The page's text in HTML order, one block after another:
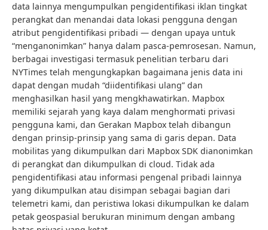
data lainnya mengumpulkan pengidentifikasi iklan tingkat
perangkat dan menandai data lokasi pengguna dengan
atribut pengidentifikasi pribadi — dengan upaya untuk
“menganonimkan” hanya dalam pasca-pemrosesan. Namun,
berbagai investigasi termasuk penelitian terbaru dari
NYTimes telah mengungkapkan bagaimana jenis data ini
dapat dengan mudah “diidentifikasi ulang” dan
menghasilkan hasil yang mengkhawatirkan. Mapbox
memiliki sejarah yang kaya dalam menghormati privasi
pengguna kami, dan Gerakan Mapbox telah dibangun
dengan prinsip-prinsip yang sama di garis depan. Data
mobilitas yang dikumpulkan dari Mapbox SDK dianonimkan
di perangkat dan dikumpulkan di cloud. Tidak ada
pengidentifikasi atau informasi pengenal pribadi lainnya
yang dikumpulkan atau disimpan sebagai bagian dari
telemetri kami, dan peristiwa lokasi dikumpulkan ke dalam
petak geospasial berukuran minimum dengan ambang